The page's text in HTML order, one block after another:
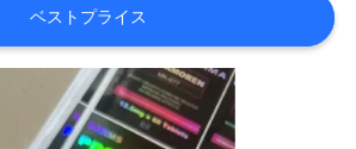
ベストプライス